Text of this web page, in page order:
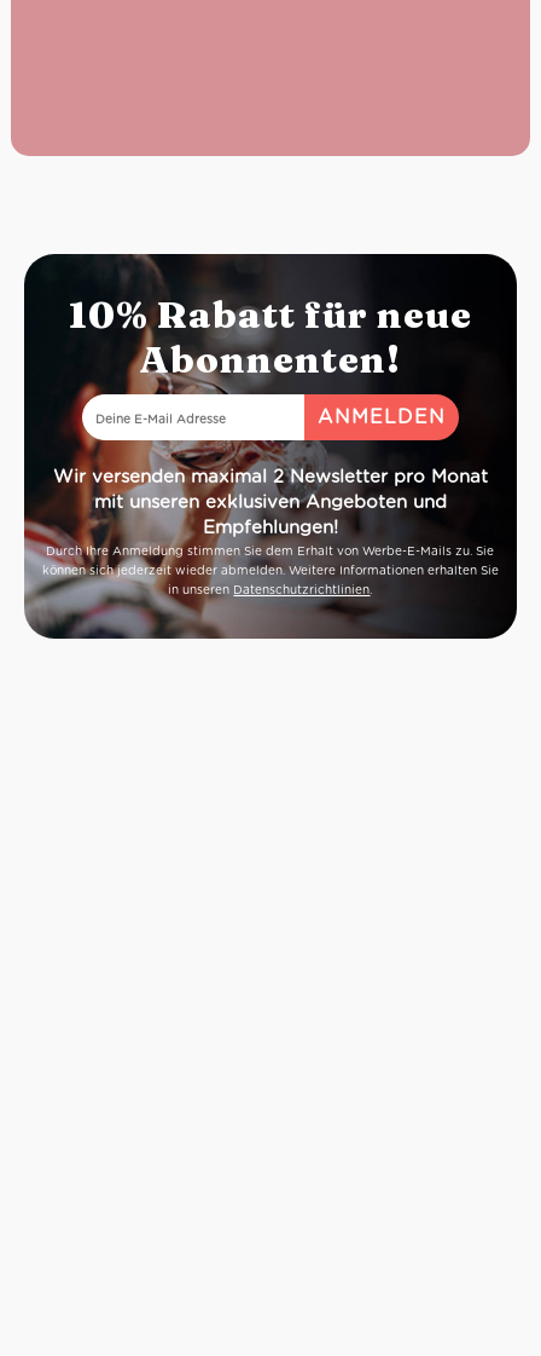
10% Rabatt für neue
Abonnenten!
Wir versenden maximal 2 Newsletter pro Monat
mit unseren exklusiven Angeboten und
Empfehlungen!
Durch Ihre Anmeldung stimmen Sie dem Erhalt von Werbe-E-Mails zu. Sie
können sich jederzeit wieder abmelden. Weitere Informationen erhalten Sie
in unseren Datenschutzrichtlinien